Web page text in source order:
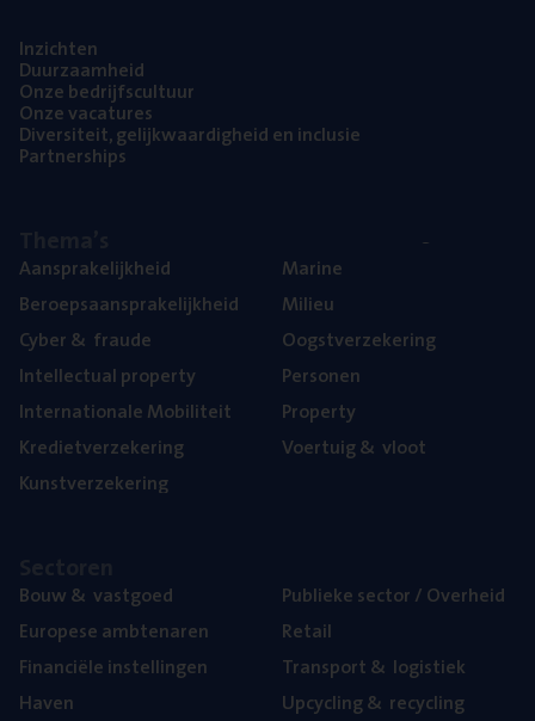
Inzich­ten
Duur­zaam­heid
Onze bedrijfs­cul­tuur
Onze vaca­tu­res
Diver­si­teit, gelijk­waar­dig­heid en inclusie
Part­ner­ships
Aan­spra­ke­lijk­heid
Beroeps­aan­spra­ke­lijk­heid
Cyber& fraude
Intel­lec­tu­al property
Inter­na­ti­o­na­le Mobiliteit
Kre­diet­ver­ze­ke­ring
Kunst­ver­ze­ke­ring
Mari­ne
Mili­eu
Oogst­ver­ze­ke­ring
Per­so­nen
Pro­per­ty
Voer­tuig& vloot
Bouw& vastgoed
Euro­pe­se ambtenaren
Finan­ci­ë­le instellingen
Haven
Publie­ke sec­tor / Overheid
Retail
Trans­port& logistiek
Upcy­cling& recycling